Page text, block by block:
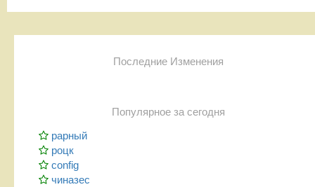
Последние Изменения
Популярное за сегодня
рарный
роцк
config
чиназес